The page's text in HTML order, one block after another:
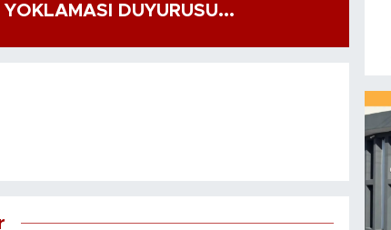
YOKLAMASI DUYURUSU...